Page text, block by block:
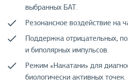
выбранных БАТ.
Резонансное воздействие на
Поддержка отрицательных,
и биполярных импульсов.
Режим «Накатани» для
биологически активных точек.